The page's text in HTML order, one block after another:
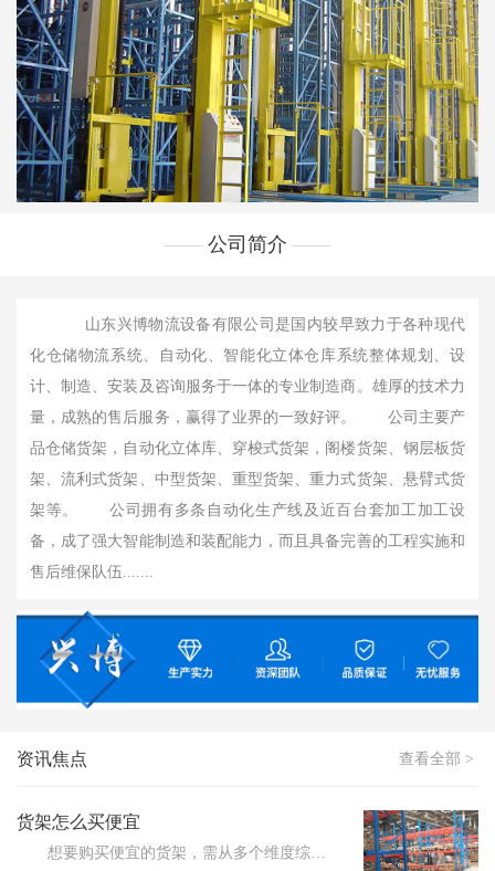
公司简介
山东兴博物流设备有限公司是国内较早致力于各种现代
化仓储物流系统、自动化、智能化立体仓库系统整体规划、设
计、制造、安装及咨询服务于一体的专业制造商。雄厚的技术力
量，成熟的售后服务，赢得了业界的一致好评。 公司主要产
品仓储货架，自动化立体库、穿梭式货架，阁楼货架、钢层板货
架、流利式货架、中型货架、重型货架、重力式货架、悬臂式货
架等。 公司拥有多条自动化生产线及近百台套加工加工设
备，成了强大智能制造和装配能力，而且具备完善的工程实施和
售后维保队伍.......
资讯焦点 查看全部 >
货架怎么买便宜
想要购买便宜的货架，需从多个维度综合考量，以实...